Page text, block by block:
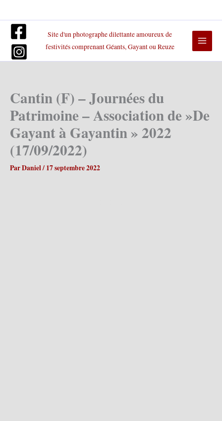
contenu
Site d'un photographe dilettante amoureux de
festivités comprenant Géants, Gayant ou Reuze
Cantin (F) – Journées du
Patrimoine – Association de »De
Gayant à Gayantin » 2022
(17/09/2022)
ParDaniel/ 17 septembre 2022